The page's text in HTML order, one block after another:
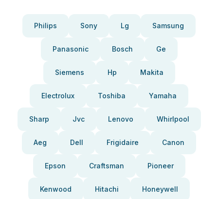
Philips Sony Lg Samsung
Panasonic Bosch Ge
Siemens Hp Makita
Electrolux Toshiba Yamaha
Sharp Jvc Lenovo Whirlpool
Aeg Dell Frigidaire Canon
Epson Craftsman Pioneer
Kenwood Hitachi Honeywell